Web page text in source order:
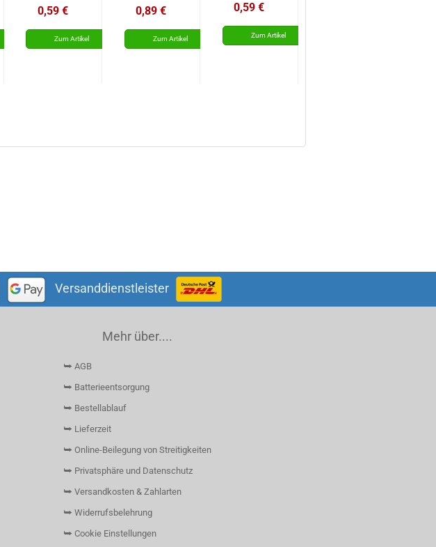
0,59 € 0,89 € 0,59 €
Versanddienstleister
Mehr über....
⮩ AGB
⮩ Batterieentsorgung
⮩ Bestellablauf
⮩ Lieferzeit
⮩ Online-Beilegung von Streitigkeiten
⮩ Privatsphäre und Datenschutz
⮩ Versandkosten & Zahlarten
⮩ Widerrufsbelehrung
⮩ Cookie Einstellungen